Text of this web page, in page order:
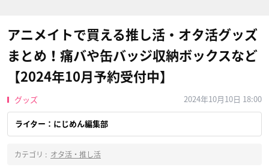
アニメイトで買える推し活・オタ活グッズ
まとめ！痛バや缶バッジ収納ボックスなど
【2024年10月予約受付中】
グッズ 2024年10月10日 18:00
ライター：にじめん編集部
カテゴリ : オタ活・推し活